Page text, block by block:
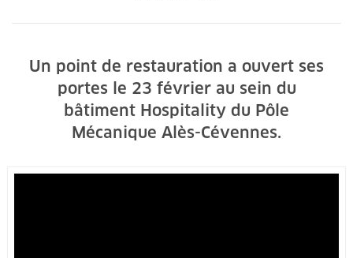
Un point de restauration a ouvert ses
portes le 23 février au sein du
bâtiment Hospitality du Pôle
Mécanique Alès-Cévennes.